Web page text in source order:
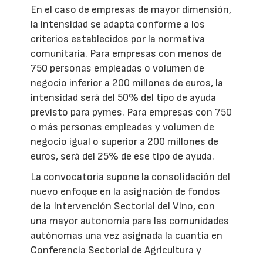
En el caso de empresas de mayor dimensión,
la intensidad se adapta conforme a los
criterios establecidos por la normativa
comunitaria. Para empresas con menos de
750 personas empleadas o volumen de
negocio inferior a 200 millones de euros, la
intensidad será del 50% del tipo de ayuda
previsto para pymes. Para empresas con 750
o más personas empleadas y volumen de
negocio igual o superior a 200 millones de
euros, será del 25% de ese tipo de ayuda.
La convocatoria supone la consolidación del
nuevo enfoque en la asignación de fondos
de la Intervención Sectorial del Vino, con
una mayor autonomía para las comunidades
autónomas una vez asignada la cuantía en
Conferencia Sectorial de Agricultura y